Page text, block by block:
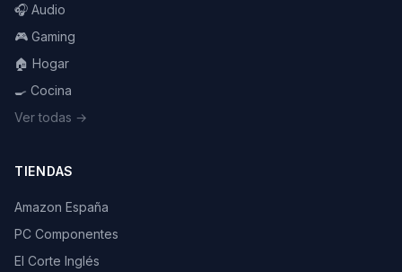
🎧 Audio
🎮 Gaming
🏠 Hogar
🍳 Cocina
Ver todas →
TIENDAS
Amazon España
PC Componentes
El Corte Inglés